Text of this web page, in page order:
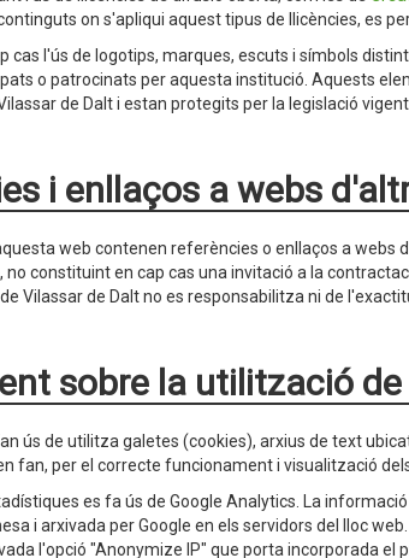
on s'apliqui aquest tipus de llicències, es
cas l'ús de logotips, marques, escuts i símbols
o patrocinats per aquesta institució. Aquests
de Dalt i estan protegits per la legislació vigent
i enllaços a webs
web contenen referències o enllaços a webs
constituint en cap cas una invitació a la
Vilassar de Dalt no es responsabilitza ni de
sobre la utilització
ús de utilitza galetes (cookies), arxius de text
fan, per el correcte funcionament i visualització
es fa ús de Google Analytics. La
i arxivada per Google en els servidors del lloc
l'opció "Anonymize IP" que porta incorporada